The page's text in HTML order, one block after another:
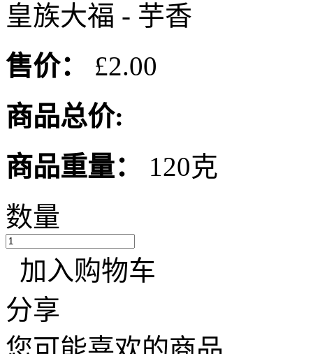
皇族大福 - 芋香
售价：
£2.00
商品总价:
商品重量：
120克
数量
加入购物车
分享